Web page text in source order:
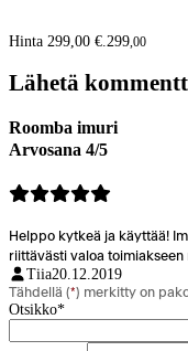
Hinta 299,00 €. 299,00
Lähetä
Roomba imuri
Arvosana 4/5
Helppo kytkeä ja käyttää!
riittävästi valoa toimiakseen
Tiia20.12.2019
Tähdellä (*) merkitty on
Otsikko*